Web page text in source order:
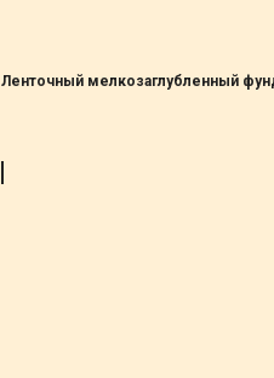
Ленточный мелкозаглубленный